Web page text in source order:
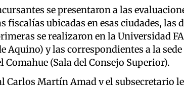
se presentaron a las
fiscalías ubicadas en esas ciudades, las
se realizaron en la Universidad
Aquino) y las correspondientes a la
Comahue (Sala del Consejo Superior).
Carlos Martín Amad y el subsecretario